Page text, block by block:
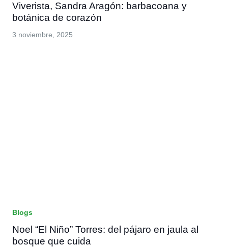
Viverista, Sandra Aragón: barbacoana y
botánica de corazón
3 noviembre, 2025
Blogs
Noel “El Niño” Torres: del pájaro en jaula al
bosque que cuida